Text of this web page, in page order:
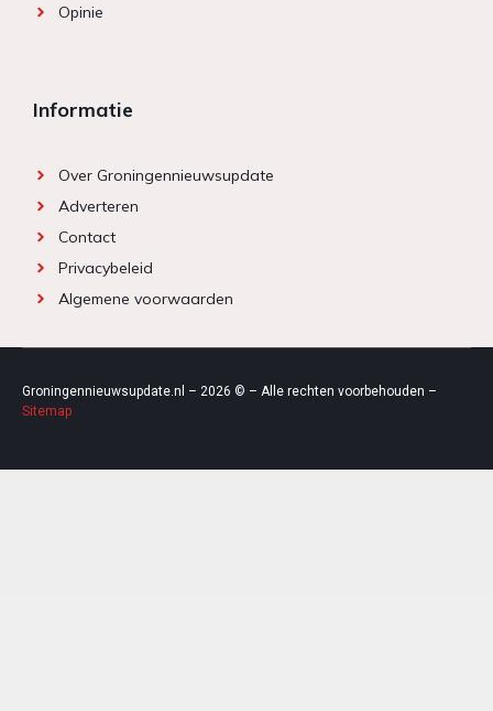
Opinie
Informatie
Over Groningennieuwsupdate
Adverteren
Contact
Privacybeleid
Algemene voorwaarden
Groningennieuwsupdate.nl – 2026 © – Alle rechten voorbehouden –
Sitemap